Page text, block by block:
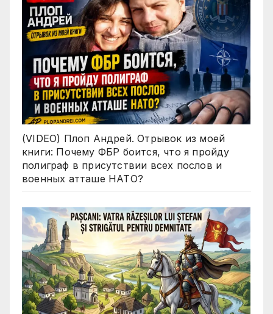
(VIDEO) Плоп Андрей. Отрывок из моей
книги: Почему ФБР боится, что я пройду
полиграф в присутствии всех послов и
военных атташе НАТО?